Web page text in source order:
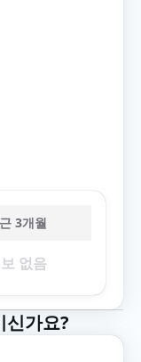
3개월
없음
신가요?